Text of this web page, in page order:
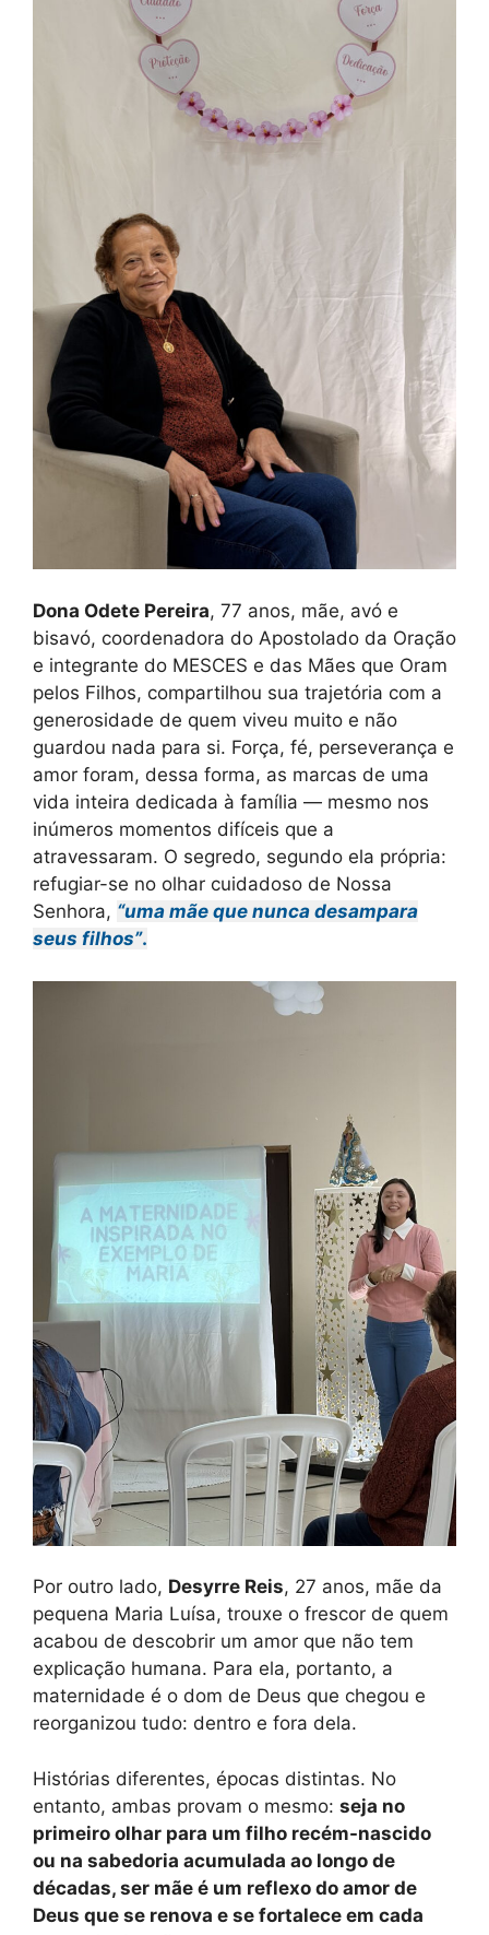
Dona Odete Pereira, 77 anos, mãe, avó e
bisavó, coordenadora do Apostolado da Oração
e integrante do MESCES e das Mães que Oram
pelos Filhos, compartilhou sua trajetória com a
generosidade de quem viveu muito e não
guardou nada para si. Força, fé, perseverança e
amor foram, dessa forma, as marcas de uma
vida inteira dedicada à família — mesmo nos
inúmeros momentos difíceis que a
atravessaram. O segredo, segundo ela própria:
refugiar-se no olhar cuidadoso de Nossa
Senhora, “uma mãe que nunca desampara
seus filhos”.
Por outro lado, Desyrre Reis, 27 anos, mãe da
pequena Maria Luísa, trouxe o frescor de quem
acabou de descobrir um amor que não tem
explicação humana. Para ela, portanto, a
maternidade é o dom de Deus que chegou e
reorganizou tudo: dentro e fora dela.
Histórias diferentes, épocas distintas. No
entanto, ambas provam o mesmo: seja no
primeiro olhar para um filho recém-nascido
ou na sabedoria acumulada ao longo de
décadas, ser mãe é um reflexo do amor de
Deus que se renova e se fortalece em cada